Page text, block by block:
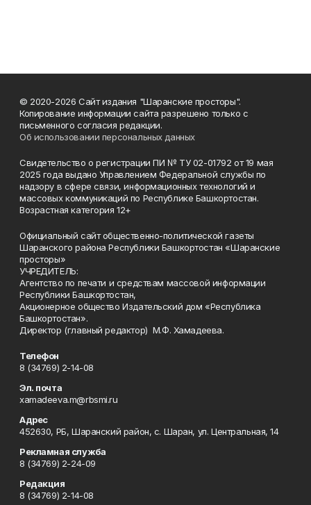
© 2020-2026 Сайт издания "Шаранские просторы".
Копирование информации сайта разрешено только с
письменного согласия редакции.
Об использовании персональных данных
Свидетельство о регистрации ПИ № ТУ 02-01792 от 19 мая
2025 года выдано Управлением Федеральной службы по
надзору в сфере связи, информационных технологий и
массовых коммуникаций по Республике Башкортостан.
Возрастная категория 12+
Официальный сайт общественно-политической газеты
Шаранского района Республики Башкортостан «Шаранские
просторы»
УЧРЕДИТЕЛЬ:
Агентство по печати и средствам массовой информации
Республики Башкортостан,
Акционерное общество Издательский дом «Республика
Башкортостан».
Директор (главный редактор) М.Ф. Хамадеева.
Телефон
8 (34769) 2-14-08
Эл. почта
xamadeeva.m@rbsmi.ru
Адрес
452630, РБ, Шаранский район, с. Шаран, ул. Центральная, 14
Рекламная служба
8 (34769) 2-24-09
Редакция
8 (34769) 2-14-08